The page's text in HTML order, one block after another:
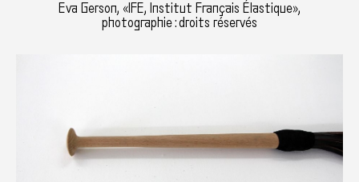
Eva Gerson, «IFE, Institut Français Élastique»,
photographie : droits réservés